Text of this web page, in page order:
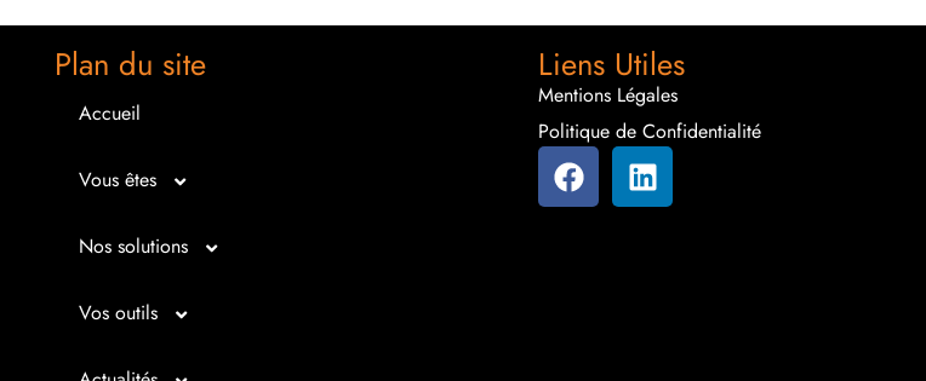
Plan du site
Accueil
Vous êtes
Micro entrepreneur
Créateur d’entreprise
Repreneur d’entreprise
Nos solutions
Entrepreunariat
Gestion
Vos outils
Liens Utiles
Mentions Légales
Politique de Confidentialité